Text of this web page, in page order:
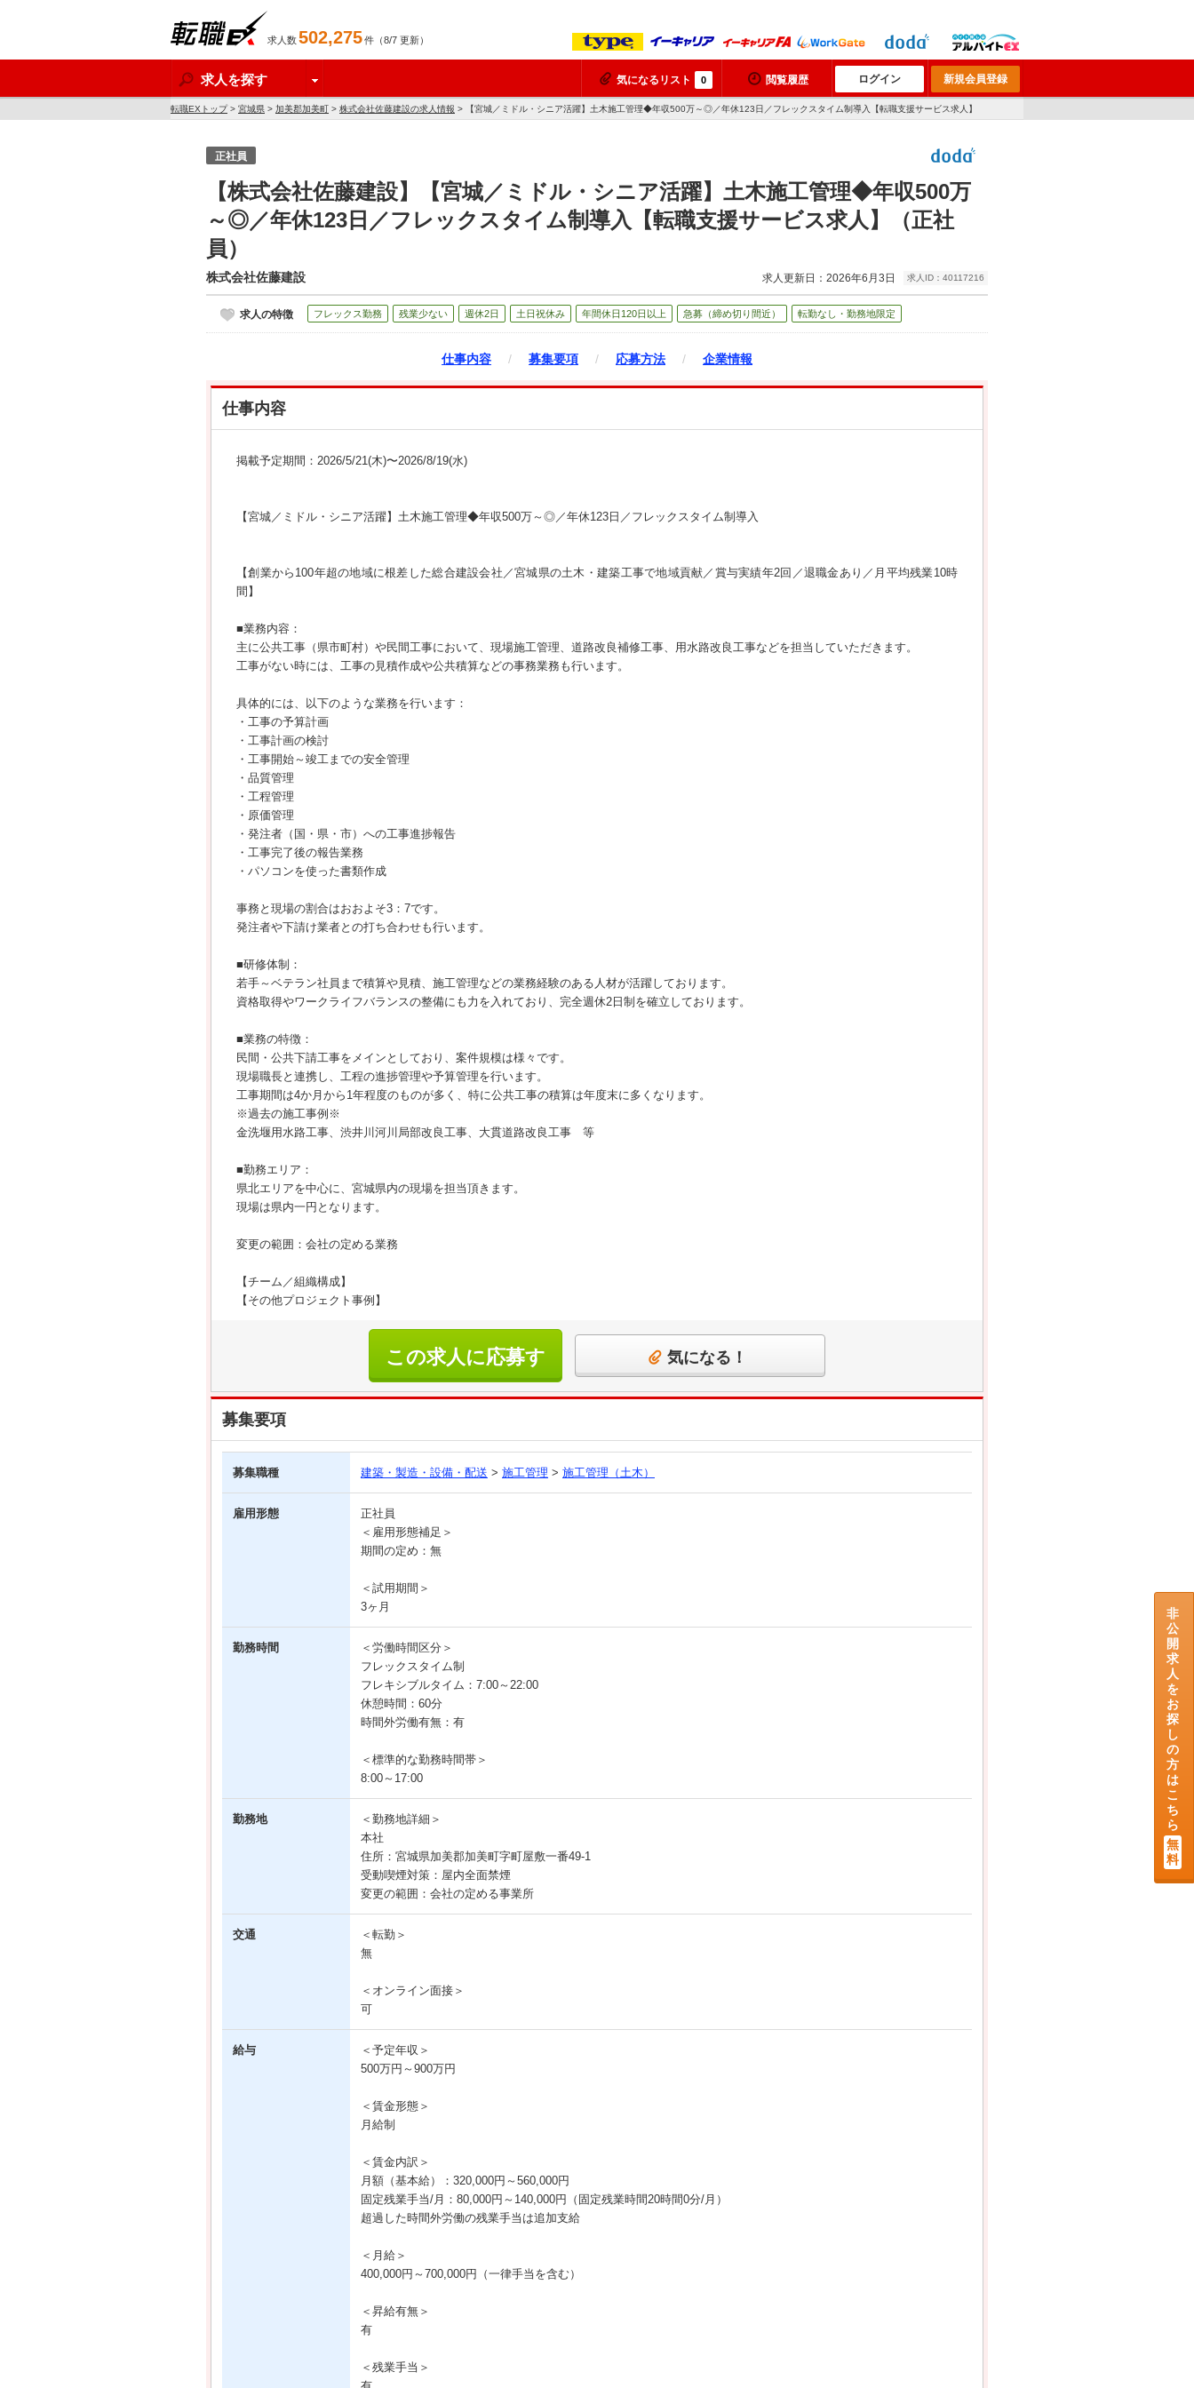
求人数502,275件（8/7 更新）
求人を探す 気になるリスト 0 閲覧履歴 ログイン 新規会員登録
転職EXトップ> 宮城県 > 加美郡加美町 > 株式会社佐藤建設の求人情報 > 【宮城／ミドル・シニア活躍】土木施工管理◆年収500万～◎／年休123日／フレックスタイム制導入【転職支援サービス求人】
正社員
【株式会社佐藤建設】【宮城／ミドル・シニア活躍】土木施工管理◆年収500万
～◎／年休123日／フレックスタイム制導入【転職支援サービス求人】（正社
員）
株式会社佐藤建設 求人更新日：2026年6月3日 求人ID：40117216
求人の特徴 フレックス勤務 残業少ない 週休2日 土日祝休み 年間休日120日以上 急募（締め切り間近） 転勤なし・勤務地限定
仕事内容 / 募集要項 / 応募方法 / 企業情報
仕事内容
掲載予定期間：2026/5/21(木)〜2026/8/19(水)
【宮城／ミドル・シニア活躍】土木施工管理◆年収500万～◎／年休123日／フレックスタイム制導入
【創業から100年超の地域に根差した総合建設会社／宮城県の土木・建築工事で地域貢献／賞与実績年2回／退職金あり／月平均残業10時
間】
■業務内容：
主に公共工事（県市町村）や民間工事において、現場施工管理、道路改良補修工事、用水路改良工事などを担当していただきます。
工事がない時には、工事の見積作成や公共積算などの事務業務も行います。
具体的には、以下のような業務を行います：
・工事の予算計画
・工事計画の検討
・工事開始～竣工までの安全管理
・品質管理
・工程管理
・原価管理
・発注者（国・県・市）への工事進捗報告
・工事完了後の報告業務
・パソコンを使った書類作成
事務と現場の割合はおおよそ3：7です。
発注者や下請け業者との打ち合わせも行います。
■研修体制：
若手～ベテラン社員まで積算や見積、施工管理などの業務経験のある人材が活躍しております。
資格取得やワークライフバランスの整備にも力を入れており、完全週休2日制を確立しております。
■業務の特徴：
民間・公共下請工事をメインとしており、案件規模は様々です。
現場職長と連携し、工程の進捗管理や予算管理を行います。
工事期間は4か月から1年程度のものが多く、特に公共工事の積算は年度末に多くなります。
※過去の施工事例※
金洗堰用水路工事、渋井川河川局部改良工事、大貫道路改良工事 等
■勤務エリア：
県北エリアを中心に、宮城県内の現場を担当頂きます。
現場は県内一円となります。
変更の範囲：会社の定める業務
【チーム／組織構成】
【その他プロジェクト事例】
この求人に応募す
る
気になる！
募集要項
募集職種 建築・製造・設備・配送 > 施工管理 > 施工管理（土木）
雇用形態
正社員
＜雇用形態補足＞
期間の定め：無
＜試用期間＞
3ヶ月
勤務時間
＜労働時間区分＞
フレックスタイム制
フレキシブルタイム：7:00～22:00
休憩時間：60分
時間外労働有無：有
＜標準的な勤務時間帯＞
8:00～17:00
勤務地
＜勤務地詳細＞
本社
住所：宮城県加美郡加美町字町屋敷一番49-1
受動喫煙対策：屋内全面禁煙
変更の範囲：会社の定める事業所
交通
＜転勤＞
無
＜オンライン面接＞
可
給与
＜予定年収＞
500万円～900万円
＜賃金形態＞
月給制
＜賃金内訳＞
月額（基本給）：320,000円～560,000円
固定残業手当/月：80,000円～140,000円（固定残業時間20時間0分/月）
超過した時間外労働の残業手当は追加支給
＜月給＞
400,000円～700,000円（一律手当を含む）
＜昇給有無＞
有
＜残業手当＞
非
公
開
求
人
を
お
探
し
の
方
は
こ
ち
ら
無
料